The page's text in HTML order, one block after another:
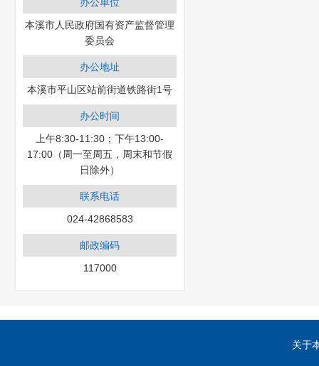
本溪市人民政府国有资产监督管理
委员会
办公地址
本溪市平山区站前街道铁路街1号
办公时间
上午8:30-11:30；下午13:00-
17:00（周一至周五，周末和节假
日除外）
联系电话
024-42868583
邮政编码
117000
关于